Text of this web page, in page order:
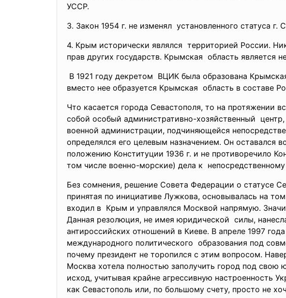
УССР.
3. Закон 1954 г. не изменял установленного статуса г.
4. Крым исторически являлся территорией России.
прав других государств. Крымская область является
В 1921 году декретом ВЦИК была образована
вместо нее образуется Крымская область в составе
Что касается города Севастополя, то на протяжении
собой особый административно-хозяйственный
военной администрации, подчиняющейся
определялся его целевым назначением. Он оставался
положению Конституции 1936 г. и не противоречило
том числе военно-морские) дела к
Без сомнения, решение Совета Федерации о статусе
принятая по инициативе Лужкова, основывалась на
входил в Крым и управлялся Москвой напрямую.
Данная резолюция, не имея юридической силы,
антироссийских отношений в Киеве. В апреле 1997
международного политического образования под
почему президент не торопился с этим вопросом.
Москва хотела полностью заполучить город под
исход, учитывая крайне агрессивную настроенность
как Севастополь или, по большому счету, просто не